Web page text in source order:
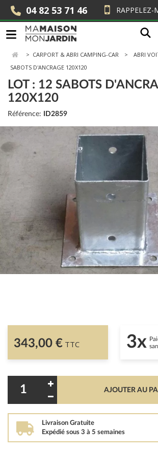
04 82 53 71 46 RAPPELEZ-
> CARPORT & ABRI CAMPING-CAR ABRI
SABOTS D'ANCRAGE 120X120
LOT : 12 SABOTS
120X120
Référence: ID2859
343,00 € TTC 3x
AJOUTER AU
Livraison Gratuite
Expédié sous 3 à 5 semaines